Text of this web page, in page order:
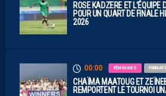
ROSE KADZERE ET L’ÉQUIPE
POUR UN QUART DE FINALE
2026
00:00 FÉMININES
CHAÏMA MAATOUG ET
REMPORTENT LE TOURNOI